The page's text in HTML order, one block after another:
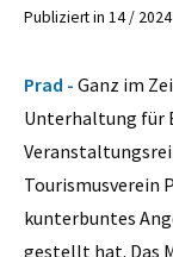
Publiziert in 14 /
Prad - Ganz im
Unterhaltung für
Tourismusverein
kunterbuntes
gestellt hat. Das